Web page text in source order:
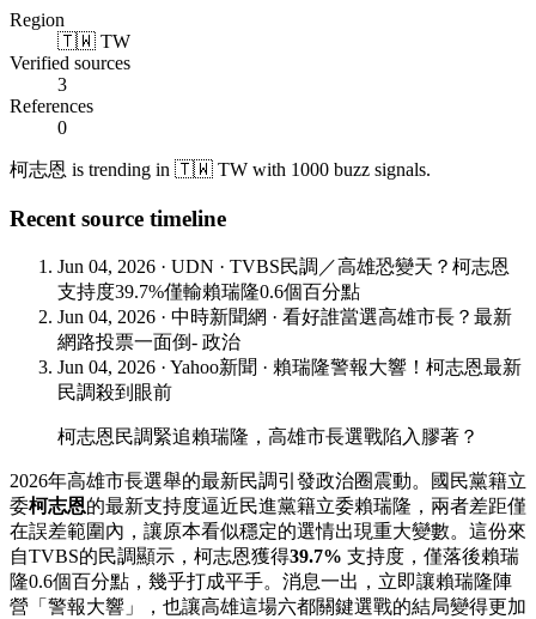
Region
🇹🇼 TW
Verified sources
3
References
0
柯志恩 is trending in 🇹🇼 TW with 1000 buzz signals.
Recent source timeline
Jun 04, 2026 · UDN · TVBS民調／高雄恐變天？柯志恩
支持度39.7%僅輸賴瑞隆0.6個百分點
Jun 04, 2026 · 中時新聞網 · 看好誰當選高雄市長？最新
網路投票一面倒- 政治
Jun 04, 2026 · Yahoo新聞 · 賴瑞隆警報大響！柯志恩最新
民調殺到眼前
柯志恩民調緊追賴瑞隆，高雄市長選戰陷入膠著？
2026年高雄市長選舉的最新民調引發政治圈震動。國民黨籍立
委柯志恩的最新支持度逼近民進黨籍立委賴瑞隆，兩者差距僅
在誤差範圍內，讓原本看似穩定的選情出現重大變數。這份來
自TVBS的民調顯示，柯志恩獲得39.7% 支持度，僅落後賴瑞
隆0.6個百分點，幾乎打成平手。消息一出，立即讓賴瑞隆陣
營「警報大響」，也讓高雄這場六都關鍵選戰的結局變得更加